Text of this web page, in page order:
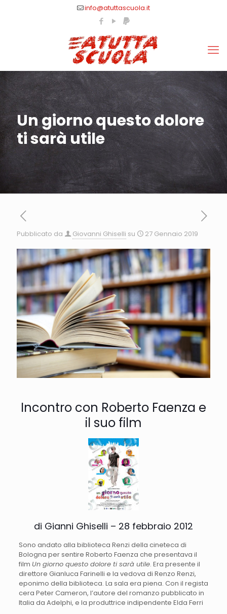
info@atuttascuola.it
Un giorno questo dolore
ti sarà utile
Pubblicato da Giovanni Ghiselli su 27 Gennaio 2019
Incontro con Roberto Faenza e
il suo film
di Gianni Ghiselli – 28 febbraio 2012
Sono andato alla biblioteca Renzi della cineteca di
Bologna per sentire Roberto Faenza che presentava il
film Un giorno questo dolore ti sarà utile. Era presente il
direttore Gianluca Farinelli e la vedova di Renzo Renzi,
eponimo della biblioteca. La sala era piena. Con il regista
cera Peter Cameron, l’autore del romanzo pubblicato in
Italia da Adelphi, e la produttrice indipendente Elda Ferri